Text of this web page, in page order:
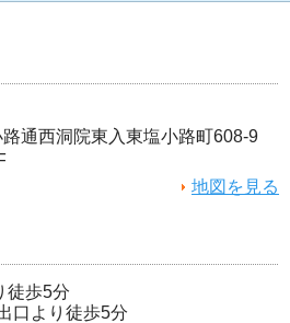
通西洞院東入東塩小路町608-9
地図を見る
徒歩5分
口より徒歩5分